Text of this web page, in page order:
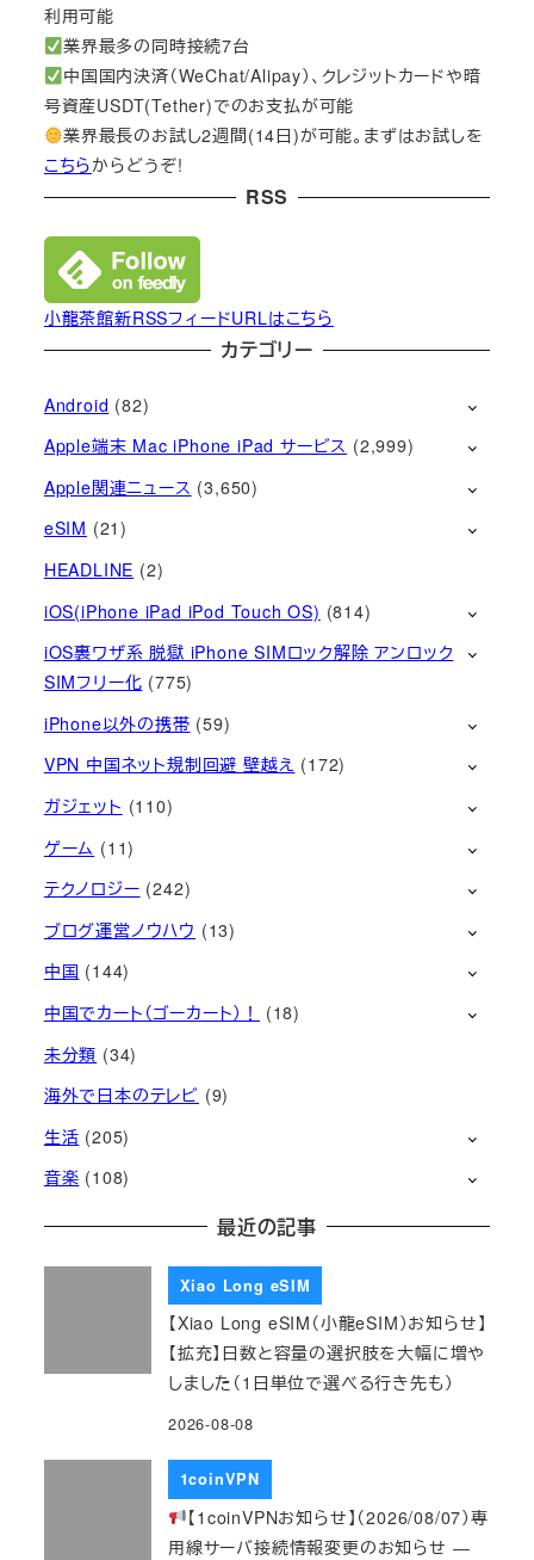
利用可能
業界最多の同時接続7台
中国国内決済（WeChat/Alipay）、クレジットカードや暗
号資産USDT(Tether)でのお支払が可能
業界最長のお試し2週間(14日)が可能。まずはお試しを
こちらからどうぞ!
RSS
小龍茶館新RSSフィードURLはこちら
カテゴリー
Android (82)
Apple端末 Mac iPhone iPad サービス (2,999)
Apple関連ニュース (3,650)
eSIM (21)
HEADLINE (2)
iOS(iPhone iPad iPod Touch OS) (814)
iOS裏ワザ系 脱獄 iPhone SIMロック解除 アンロック
SIMフリー化 (775)
iPhone以外の携帯 (59)
VPN 中国ネット規制回避 壁越え (172)
ガジェット (110)
ゲーム (11)
テクノロジー (242)
ブログ運営ノウハウ (13)
中国 (144)
中国でカート（ゴーカート）！
(18)
未分類 (34)
海外で日本のテレビ (9)
生活 (205)
音楽 (108)
最近の記事
Xiao Long eSIM
【Xiao Long eSIM（小龍eSIM）お知らせ】
【拡充】日数と容量の選択肢を大幅に増や
しました（1日単位で選べる行き先も）
2026-08-08
1coinVPN
【1coinVPNお知らせ】（2026/08/07）専
用線サーバ接続情報変更のお知らせ ―